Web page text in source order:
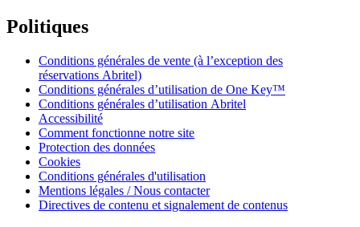
Politiques
Conditions générales de vente (à l’exception des
réservations Abritel)
Conditions générales d’utilisation de One Key™
Conditions générales d’utilisation Abritel
Accessibilité
Comment fonctionne notre site
Protection des données
Cookies
Conditions générales d'utilisation
Mentions légales / Nous contacter
Directives de contenu et signalement de contenus